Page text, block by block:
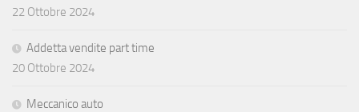
22 Ottobre 2024
Addetta vendite part time
20 Ottobre 2024
Meccanico auto